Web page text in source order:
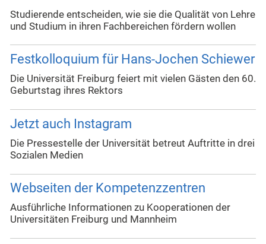
Studierende entscheiden, wie sie die Qualität von Lehre
und Studium in ihren Fachbereichen fördern wollen
Festkolloquium für Hans-Jochen Schiewer
Die Universität Freiburg feiert mit vielen Gästen den 60.
Geburtstag ihres Rektors
Jetzt auch Instagram
Die Pressestelle der Universität betreut Auftritte in drei
Sozialen Medien
Webseiten der Kompetenzzentren
Ausführliche Informationen zu Kooperationen der
Universitäten Freiburg und Mannheim